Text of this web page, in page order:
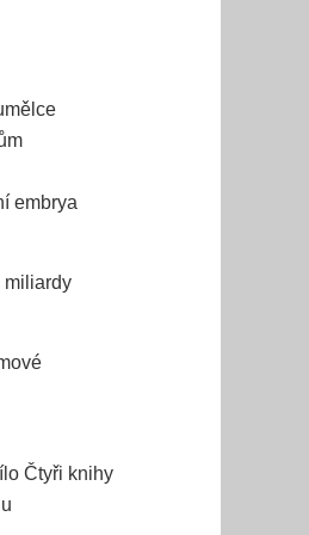
embrya
miliardy
Čtyři knihy